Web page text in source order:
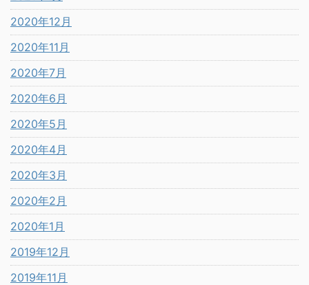
2020年12月
2020年11月
2020年7月
2020年6月
2020年5月
2020年4月
2020年3月
2020年2月
2020年1月
2019年12月
2019年11月